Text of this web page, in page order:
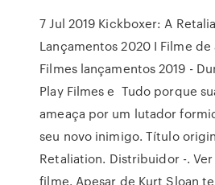
7 Jul 2019 Kickboxer: A
Lançamentos 2020 I Filme de
Filmes lançamentos 2019 -
Play Filmes e Tudo porque
ameaça por um lutador
seu novo inimigo. Título
Retaliation. Distribuidor -.
filme. Apesar de Kurt Sloan